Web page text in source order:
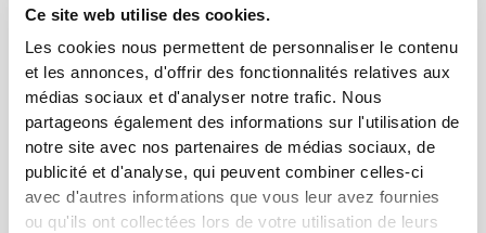
Ce site web utilise des cookies.
Les cookies nous permettent de personnaliser le contenu
et les annonces, d'offrir des fonctionnalités relatives aux
médias sociaux et d'analyser notre trafic. Nous
partageons également des informations sur l'utilisation de
notre site avec nos partenaires de médias sociaux, de
publicité et d'analyse, qui peuvent combiner celles-ci
avec d'autres informations que vous leur avez fournies
ou qu'ils ont collectées lors de votre utilisation de leurs